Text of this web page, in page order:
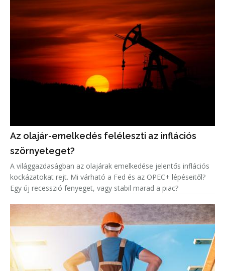
Az olajár-emelkedés feléleszti az inflációs
szörnyeteget?
A világgazdaságban az olajárak emelkedése jelentős inflációs
kockázatokat rejt. Mi várható a Fed és az OPEC+ lépéseitől?
Egy új recesszió fenyeget, vagy stabil marad a piac?